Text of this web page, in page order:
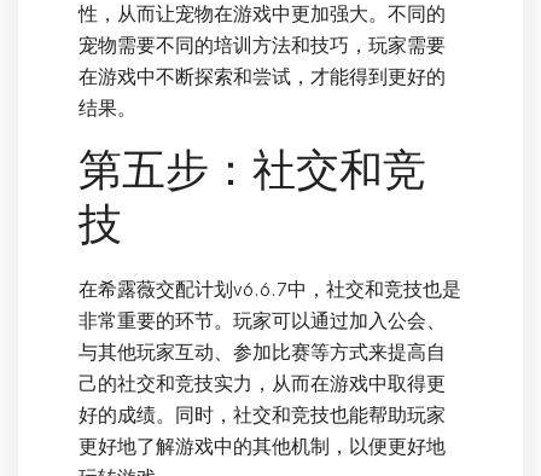
性，从而让宠物在游戏中更加强大。不同的
宠物需要不同的培训方法和技巧，玩家需要
在游戏中不断探索和尝试，才能得到更好的
结果。
第五步：社交和竞
技
在希露薇交配计划v6.6.7中，社交和竞技也是
非常重要的环节。玩家可以通过加入公会、
与其他玩家互动、参加比赛等方式来提高自
己的社交和竞技实力，从而在游戏中取得更
好的成绩。同时，社交和竞技也能帮助玩家
更好地了解游戏中的其他机制，以便更好地